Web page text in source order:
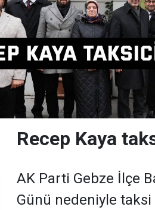
Recep Kaya
AK Parti Gebze İlçe
Günü nedeniyle taksi